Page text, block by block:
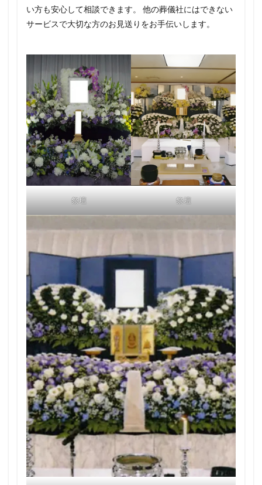
い方も安心して相談できます。 他の葬儀社にはできない
サービスで大切な方のお見送りをお手伝いします。
祭壇 祭壇